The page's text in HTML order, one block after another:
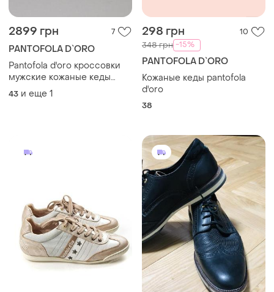
2899 грн 7
PANTOFOLA D`ORO
Pantofola d'oro кроссовки
мужские кожаные кеды
туфли синие принт
рептилия кожа италия 43-
43 и еще 1
298 грн 10
348 грн -15%
PANTOFOLA D`ORO
Кожаные кеды pantofola
d'oro
38